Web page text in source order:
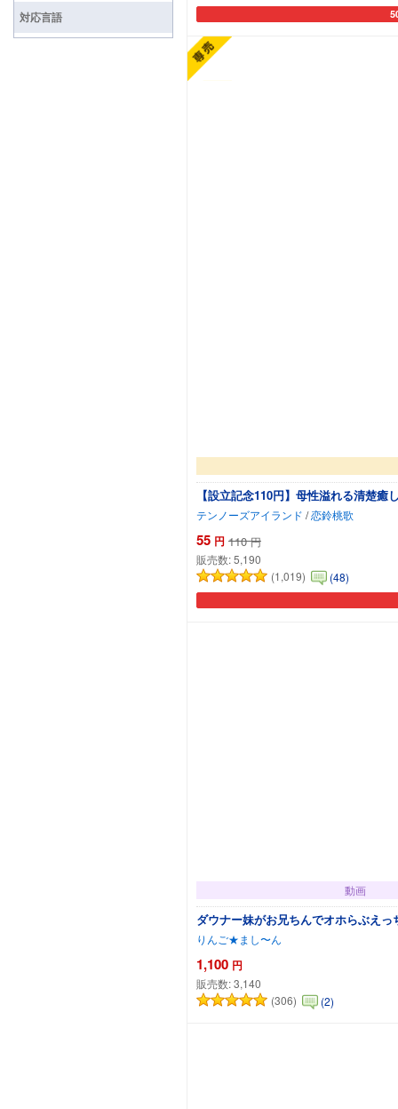
カ
【設立記念110円】母性溢れる清楚
テンノーズアイランド /恋鈴桃歌
55 円 110 円
販売数:5,190
(1,019)
(48)
動画
ダウナー妹がお兄ちんでオホらぶえ
りんご★まし〜ん
1,100 円
販売数:3,140
(306)
(2)カートに追加
対応言語